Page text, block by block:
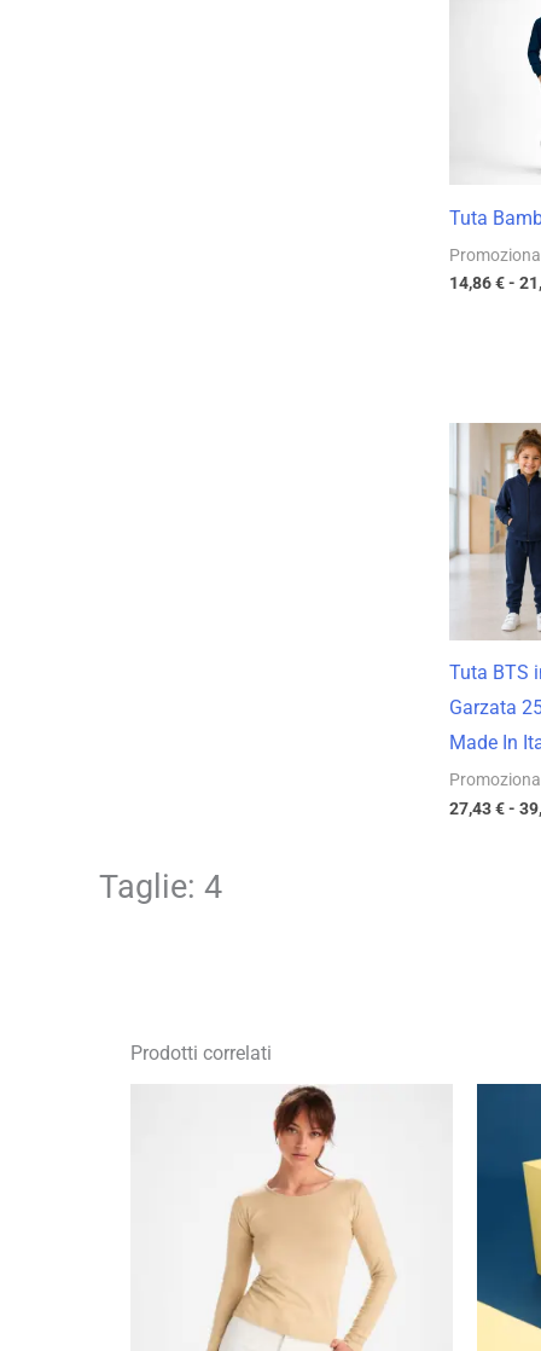
Tuta
14,86€-
Tuta BTS
Garzata
Made In
27,43€-
Taglie: 4
Prodotti correlati
Fascia
prezzo:
7,56 €
a
10,80 €